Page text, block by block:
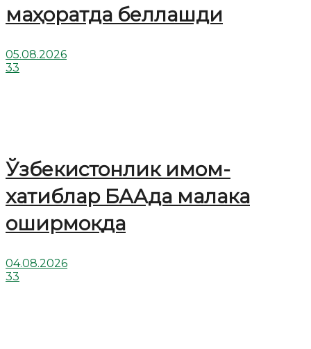
маҳоратда беллашди
05.08.2026
33
Ўзбекистонлик имом-
хатиблар БААда малака
оширмоқда
04.08.2026
33